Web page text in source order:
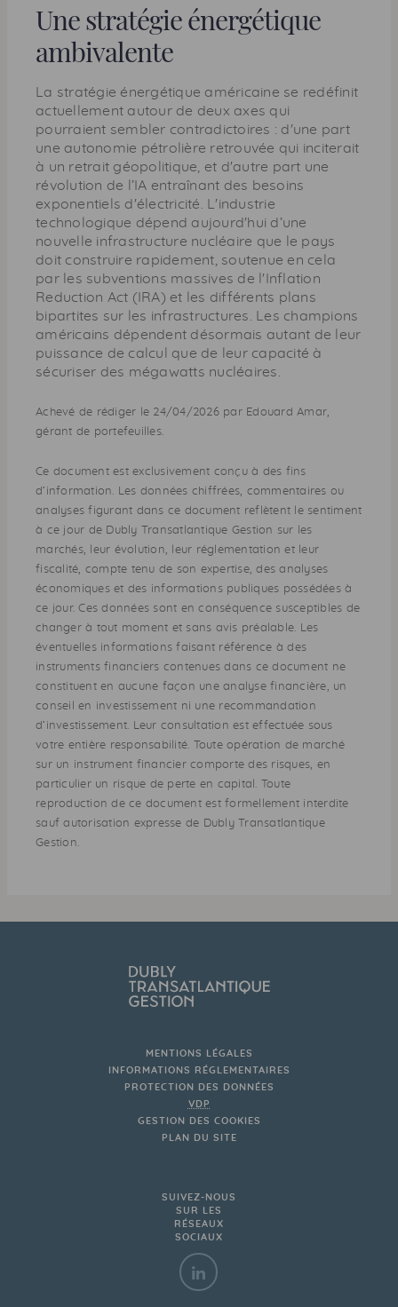
Une stratégie énergétique
ambivalente
La stratégie énergétique américaine se redéfinit
actuellement autour de deux axes qui
pourraient sembler contradictoires : d'une part
une autonomie pétrolière retrouvée qui inciterait
à un retrait géopolitique, et d'autre part une
révolution de l’IA entraînant des besoins
exponentiels d'électricité. L'industrie
technologique dépend aujourd'hui d’une
nouvelle infrastructure nucléaire que le pays
doit construire rapidement, soutenue en cela
par les subventions massives de l'Inflation
Reduction Act (IRA) et les différents plans
bipartites sur les infrastructures. Les champions
américains dépendent désormais autant de leur
puissance de calcul que de leur capacité à
sécuriser des mégawatts nucléaires.
Achevé de rédiger le 24/04/2026 par Edouard Amar,
gérant de portefeuilles.
Ce document est exclusivement conçu à des fins
d’information. Les données chiffrées, commentaires ou
analyses figurant dans ce document reflètent le sentiment
à ce jour de Dubly Transatlantique Gestion sur les
marchés, leur évolution, leur réglementation et leur
fiscalité, compte tenu de son expertise, des analyses
économiques et des informations publiques possédées à
ce jour. Ces données sont en conséquence susceptibles de
changer à tout moment et sans avis préalable. Les
éventuelles informations faisant référence à des
instruments financiers contenues dans ce document ne
constituent en aucune façon une analyse financière, un
conseil en investissement ni une recommandation
d’investissement. Leur consultation est effectuée sous
votre entière responsabilité. Toute opération de marché
sur un instrument financier comporte des risques, en
particulier un risque de perte en capital. Toute
reproduction de ce document est formellement interdite
sauf autorisation expresse de Dubly Transatlantique
Gestion.
MENTIONS LÉGALES
INFORMATIONS RÉGLEMENTAIRES
PROTECTION DES DONNÉES
VDP
GESTION DES COOKIES
PLAN DU SITE
SUIVEZ-NOUS
SUR LES
RÉSEAUX
SOCIAUX